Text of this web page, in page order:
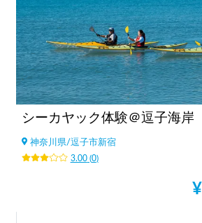
シーカヤック体験＠逗子海岸
神奈川県/逗子市新宿
3.00(0)
¥